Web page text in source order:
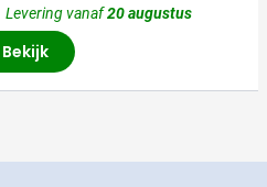
Levering vanaf20 augustus
Bekijk